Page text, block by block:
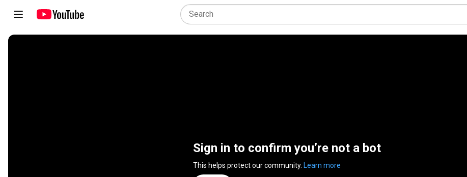
Sign in to confirm you’re not a bot
This helps protect our community. Learn more